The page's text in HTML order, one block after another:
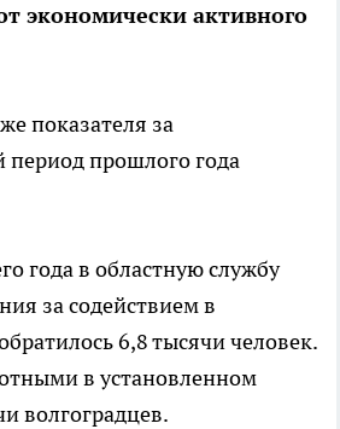
экономически активного
показателя за
период прошлого года
года в областную службу
за содействием в
6,8 тысячи человек.
в установленном
волгоградцев.